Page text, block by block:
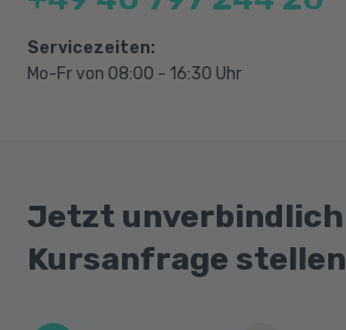
Servicezeiten:
Mo-Fr von 08:00 - 16:30 Uhr
Jetzt unverbindlich
Kursanfrage stellen